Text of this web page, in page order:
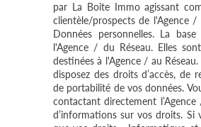
par La Boite Immo agissant
clientèle/prospects de l'Agence
Données personnelles. La
l'Agence / du Réseau. Elles
destinées à l'Agence / au
disposez des droits d’accès, de
de portabilité de vos données.
contactant directement
d’informations sur vos droits. Si